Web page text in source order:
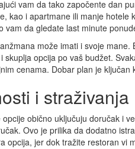
vam da tako započente dan
kao i apartmane ili manje hotele
da gledate last minute
može imati i svoje
opcija po vaš budžet.
cenama. Dobar plan je ključan
i straživanja
obično uključuju doručak i
Ovo je prilika da dodatno
opcija, jer dok tražite restoran vi